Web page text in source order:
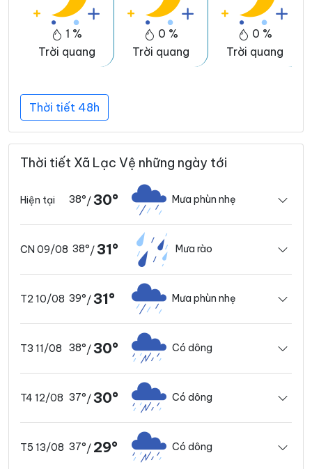
1 %
Trời quang
0 %
Trời quang
0 %
Trời quang
Thời tiết 48h
Thời tiết Xã Lạc Vệ những ngày tới
Hiện tại 38°/30° Mưa phùn nhẹ
CN 09/08 38°/31° Mưa rào
T2 10/08 39°/31° Mưa phùn nhẹ
T3 11/08 38°/30° Có dông
T4 12/08 37°/30° Có dông
T5 13/08 37°/ 29° Có dông